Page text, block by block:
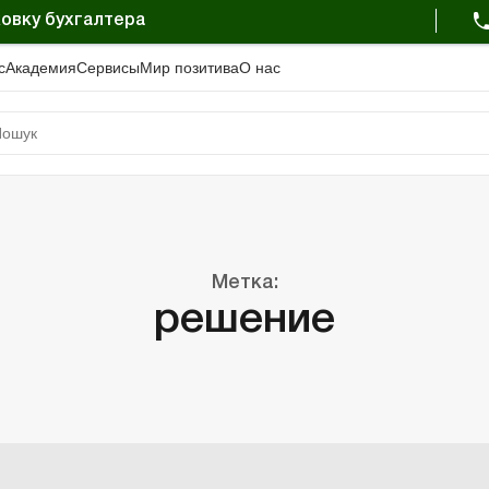
бухгалтера
АкадемияСервисыМир позитиваО нас
Метка:
решение